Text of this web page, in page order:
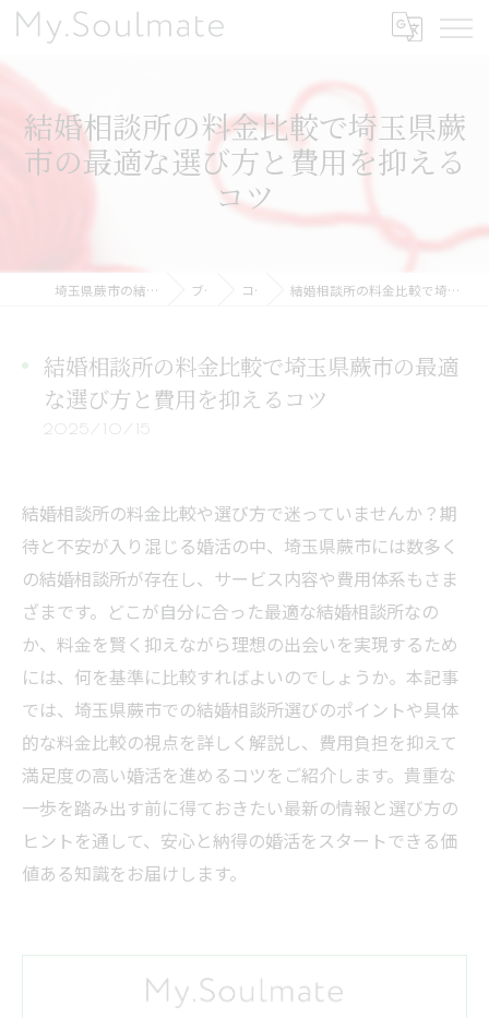
結婚相談所の料金比較で埼玉県蕨
市の最適な選び方と費用を抑える
コツ
埼玉県蕨市の結婚相談所ならMy.Soulmate ブログ コラム 結婚相談所の料金比較で埼玉県蕨市の最適な選び方と費用を抑えるコツ
結婚相談所の料金比較で埼玉県蕨市の最適
な選び方と費用を抑えるコツ
2025/10/15
結婚相談所の料金比較や選び方で迷っていませんか？期
待と不安が入り混じる婚活の中、埼玉県蕨市には数多く
の結婚相談所が存在し、サービス内容や費用体系もさま
ざまです。どこが自分に合った最適な結婚相談所なの
か、料金を賢く抑えながら理想の出会いを実現するため
には、何を基準に比較すればよいのでしょうか。本記事
では、埼玉県蕨市での結婚相談所選びのポイントや具体
的な料金比較の視点を詳しく解説し、費用負担を抑えて
満足度の高い婚活を進めるコツをご紹介します。貴重な
一歩を踏み出す前に得ておきたい最新の情報と選び方の
ヒントを通して、安心と納得の婚活をスタートできる価
値ある知識をお届けします。